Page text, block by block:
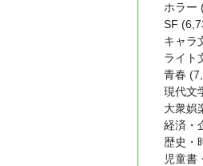
ホラー
SF
キャラ
ライト
青春
現代文
大衆娯
経済・
歴史・
児童書